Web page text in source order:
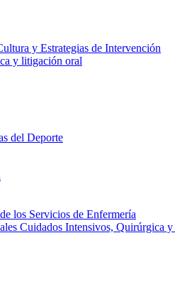
y Estrategias de Intervención
y litigación oral
del Deporte
los Servicios de Enfermería
Cuidados Intensivos, Quirúrgica